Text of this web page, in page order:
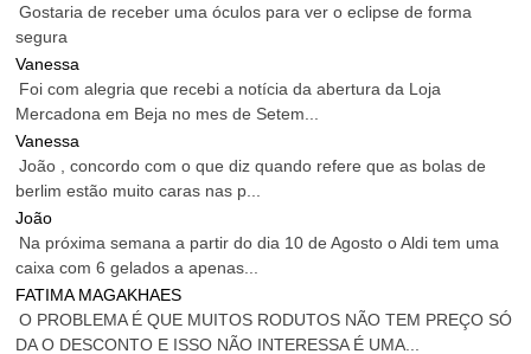
Gostaria de receber uma óculos para ver o eclipse de forma
segura
Vanessa
Foi com alegria que recebi a notícia da abertura da Loja
Mercadona em Beja no mes de Setem...
Vanessa
João , concordo com o que diz quando refere que as bolas de
berlim estão muito caras nas p...
João
Na próxima semana a partir do dia 10 de Agosto o Aldi tem uma
caixa com 6 gelados a apenas...
FATIMA MAGAKHAES
O PROBLEMA É QUE MUITOS RODUTOS NÃO TEM PREÇO SÓ
DA O DESCONTO E ISSO NÃO INTERESSA É UMA...